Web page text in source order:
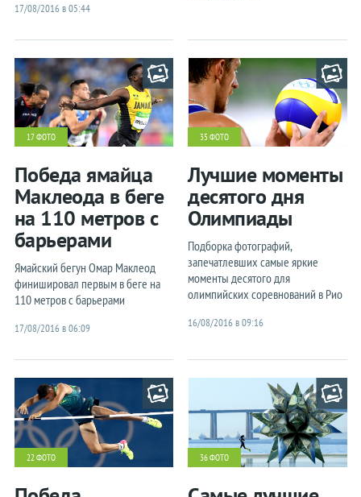
17/08/2016 в 05:44
17 ФОТО
Победа ямайца
Маклеода в беге
на 110 метров с
барьерами
Ямайский бегун Омар Маклеод
финишировал первым в беге на
110 метров с барьерами
17/08/2016 в 06:09
35 ФОТО
Лучшие моменты
десятого дня
Олимпиады
Подборка фотографий,
запечатлевших самые яркие
моменты десятого для
олимпийских соревнований в Рио
16/08/2016 в 09:16
22 ФОТО 36 ФОТО